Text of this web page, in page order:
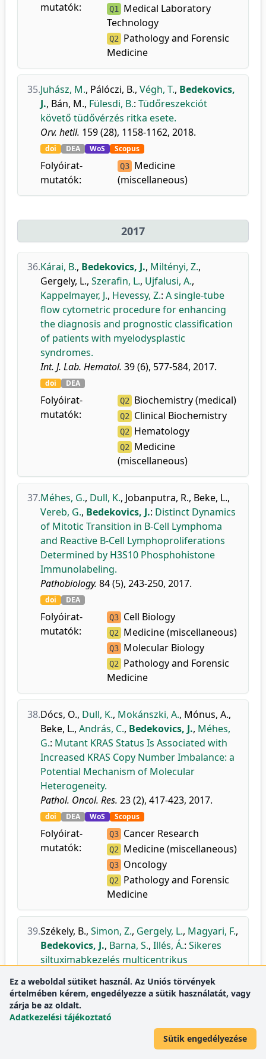
mutatók:
Q1 Medical Laboratory
Technology
Q2 Pathology and Forensic
Medicine
35.Juhász, M., Pálóczi, B., Végh, T., Bedekovics,
J., Bán, M., Fülesdi, B.: Tüdőreszekciót
követő tüdővérzés ritka esete.
Orv. hetil. 159 (28), 1158-1162, 2018.
doi DEA WoS Scopus
Folyóirat-
mutatók:
Q3 Medicine
(miscellaneous)
2017
36.Kárai, B., Bedekovics, J., Miltényi, Z.,
Gergely, L., Szerafin, L., Ujfalusi, A.,
Kappelmayer, J., Hevessy, Z.: A single-tube
flow cytometric procedure for enhancing
the diagnosis and prognostic classification
of patients with myelodysplastic
syndromes.
Int. J. Lab. Hematol. 39 (6), 577-584, 2017.
doi DEA
Folyóirat-
mutatók:
Q2 Biochemistry (medical)
Q2 Clinical Biochemistry
Q2 Hematology
Q2
Medicine
(miscellaneous)
37.Méhes, G., Dull, K., Jobanputra, R., Beke, L.,
Vereb, G., Bedekovics, J.: Distinct Dynamics
of Mitotic Transition in B-Cell Lymphoma
and Reactive B-Cell Lymphoproliferations
Determined by H3S10 Phosphohistone
Immunolabeling.
Pathobiology. 84 (5), 243-250, 2017.
doi DEA
Folyóirat-
mutatók:
Q3 Cell Biology
Q2 Medicine (miscellaneous)
Q3 Molecular Biology
Q2 Pathology and Forensic
Medicine
38.Dócs, O., Dull, K., Mokánszki, A., Mónus, A.,
Beke, L., András, C., Bedekovics, J., Méhes,
G.: Mutant KRAS Status Is Associated with
Increased KRAS Copy Number Imbalance: a
Potential Mechanism of Molecular
Heterogeneity.
Pathol. Oncol. Res. 23 (2), 417-423, 2017.
doi DEA WoS Scopus
Folyóirat-
mutatók:
Q3 Cancer Research
Q2 Medicine (miscellaneous)
Q3 Oncology
Q2 Pathology and Forensic
Medicine
39.Székely, B., Simon, Z., Gergely, L., Magyari, F.,
Bedekovics, J., Barna, S., Illés, Á.: Sikeres
siltuximabkezelés multicentrikus
Hematol. Trasnzfuziol. 50 (2), 67-72, 2017.
DEA
Ez a weboldal sütiket használ. Az Uniós törvények
értelmében kérem, engedélyezze a sütik használatát, vagy
zárja be az oldalt.
Adatkezelési tájékoztató
Sütik engedélyezése